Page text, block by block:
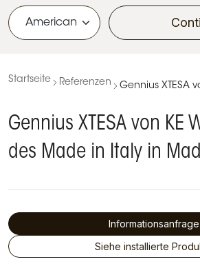
Startseite Referenzen Gennius XTESA
Gennius XTESA von KE
des Made in Italy in
Informationsanfrage
Siehe installierte